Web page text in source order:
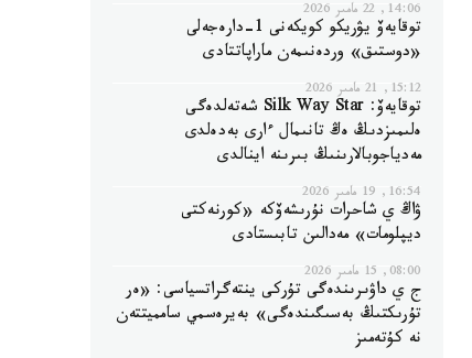
14:06, 22 مامىر 2026
توقايەۆ يۋريكو كويكەنى 1-دارەجەلى
«دوستىق» وردەنىمەن ماراپاتتادى
15:12, 21 مامىر 2026
توقايەۆ: Silk Way Star شەتەلدەگى
ەلىمىزدىڭ ەڭ تانىمال ءارى بەدەلدى
مەدياجوبالارىنىڭ بىرىنە اينالدى
16:54, 19 مامىر 2026
ۋاڭ ي شاحرات نۇرىشەۆكە «كورنەكتى
ديپلومات» مەدالىن تابىستادى
08:00, 15 مامىر 2026
ج ي داۋىرىندەگى تۇركى ينتەگراتسياسى: «ەر
تۇرىكتىڭ بەسىگىندەگى» بەيرەسمي سامميتتەن
نە كۇتەمىز